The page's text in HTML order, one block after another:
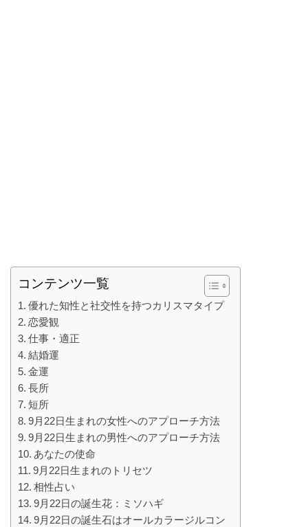
コンテンツ一覧
優れた知性と社交性を持つカリスマタイプ
恋愛観
仕事・適正
結婚運
金運
長所
短所
9月22日生まれの女性へのアプローチ方法
9月22日生まれの男性へのアプローチ方法
あなたの使命
9月22日生まれのトリセツ
相性占い
9月22日の誕生花：ミソハギ
9月22日の誕生石はオールカラージルコン